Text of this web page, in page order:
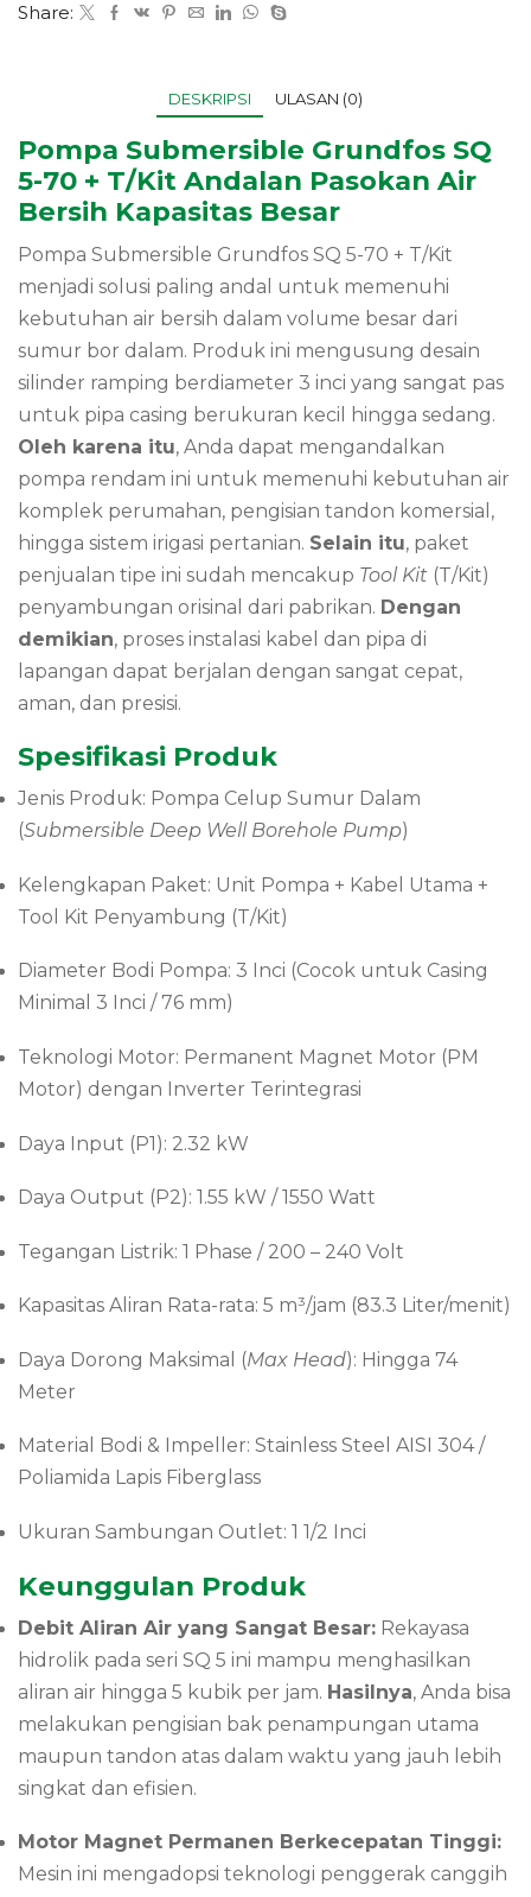
Share:
DESKRIPSI ULASAN (0)
Pompa Submersible Grundfos SQ
5-70 + T/Kit Andalan Pasokan Air
Bersih Kapasitas Besar
Pompa Submersible Grundfos SQ 5-70 + T/Kit
menjadi solusi paling andal untuk memenuhi
kebutuhan air bersih dalam volume besar dari
sumur bor dalam. Produk ini mengusung desain
silinder ramping berdiameter 3 inci yang sangat pas
untuk pipa casing berukuran kecil hingga sedang.
Oleh karena itu, Anda dapat mengandalkan
pompa rendam ini untuk memenuhi kebutuhan air
komplek perumahan, pengisian tandon komersial,
hingga sistem irigasi pertanian. Selain itu, paket
penjualan tipe ini sudah mencakup Tool Kit (T/Kit)
penyambungan orisinal dari pabrikan. Dengan
demikian, proses instalasi kabel dan pipa di
lapangan dapat berjalan dengan sangat cepat,
aman, dan presisi.
Spesifikasi Produk
Jenis Produk: Pompa Celup Sumur Dalam
(Submersible Deep Well Borehole Pump)
Kelengkapan Paket: Unit Pompa + Kabel Utama +
Tool Kit Penyambung (T/Kit)
Diameter Bodi Pompa: 3 Inci (Cocok untuk Casing
Minimal 3 Inci / 76 mm)
Teknologi Motor: Permanent Magnet Motor (PM
Motor) dengan Inverter Terintegrasi
Daya Input (P1): 2.32 kW
Daya Output (P2): 1.55 kW / 1550 Watt
Tegangan Listrik: 1 Phase / 200 – 240 Volt
Kapasitas Aliran Rata-rata: 5 m³/jam (83.3 Liter/menit)
Daya Dorong Maksimal (Max Head): Hingga 74
Meter
Material Bodi & Impeller: Stainless Steel AISI 304 /
Poliamida Lapis Fiberglass
Ukuran Sambungan Outlet: 1 1/2 Inci
Keunggulan Produk
Debit Aliran Air yang Sangat Besar: Rekayasa
hidrolik pada seri SQ 5 ini mampu menghasilkan
aliran air hingga 5 kubik per jam. Hasilnya, Anda bisa
melakukan pengisian bak penampungan utama
maupun tandon atas dalam waktu yang jauh lebih
singkat dan efisien.
Motor Magnet Permanen Berkecepatan Tinggi:
Mesin ini mengadopsi teknologi penggerak canggih